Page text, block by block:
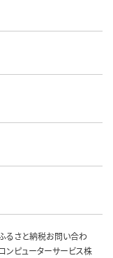
るさと納税お問い合わ
ンピューターサービス株